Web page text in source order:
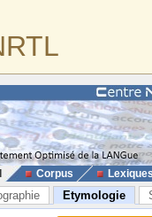
Corpus
Etymologie